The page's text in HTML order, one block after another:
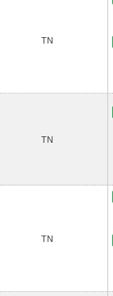
TN
TN
TN